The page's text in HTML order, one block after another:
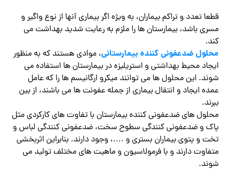
قطعا تعدد و تراکم بیماران، به ویژه اگر بیماری آنها از نوع واگیر و
مسری باشد، بیمارستان ها را ملزم به رعایت شدید بهداشت می
کند.
محلول ضدعفونی کننده بیمارستانی، موادی هستند که به منظور
ایجاد محیط بهداشتی و استریلیزه در بیمارستان ها استفاده می
شوند. این محلول ها می توانند میکرو ارگانیسم ها را که عامل
عمده ایجاد و انتقال بیماری از جمله عفونت ها می باشند، از بین
ببرند.
محلول های ضدعفونی کننده بیمارستان با تفاوت های کارکردی مثل
پاک و ضدعفونی کنندگی سطوح سخت، ضدعفونی کنندگی لباس و
تخت و پتوی بیماران بستری و ….، وجود دارند. بنابراین اثربخشی
متفاوت دارند و با فرمولاسیون و ماهیت های مختلف تولید می
شوند.